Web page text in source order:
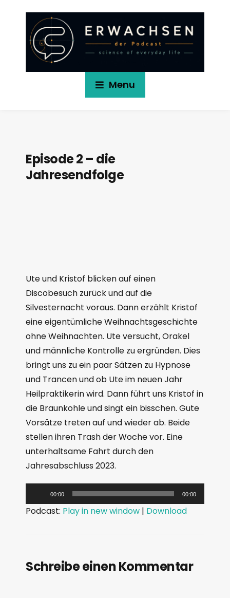
Menu
Episode 2 – die
Jahresendfolge
Ute und Kristof blicken auf einen
Discobesuch zurück und auf die
Silvesternacht voraus. Dann erzählt Kristof
eine eigentümliche Weihnachtsgeschichte
ohne Weihnachten. Ute versucht, Orakel
und männliche Kontrolle zu ergründen. Dies
bringt uns zu ein paar Sätzen zu Hypnose
und Trancen und ob Ute im neuen Jahr
Heilpraktikerin wird. Dann führt uns Kristof in
die Braunkohle und singt ein bisschen. Gute
Vorsätze treten auf und wieder ab. Beide
stellen ihren Trash der Woche vor. Eine
unterhaltsame Fahrt durch den
Jahresabschluss 2023.
u
-
00:00 00:00
Podcast: Play in new window | Download
Schreibe einen Kommentar